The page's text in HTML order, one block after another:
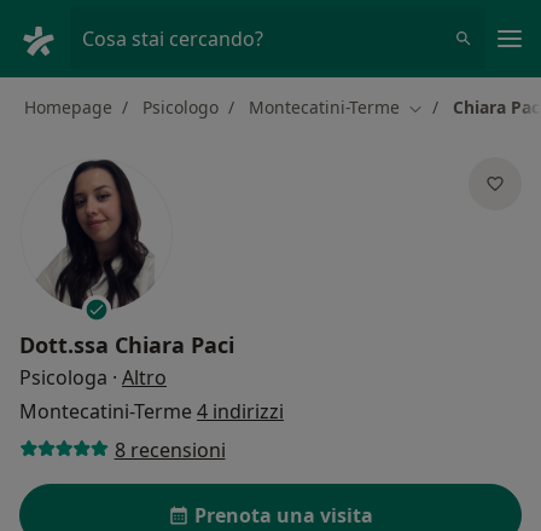
Cosa stai cercando?
Homepage Psicologo Montecatini-Terme Cambia città
Chiara
Dott.ssa Chiara Paci
Psicologa · Altro
Montecatini-Terme 4 indirizzi
8 recensioni
Prenota una visita